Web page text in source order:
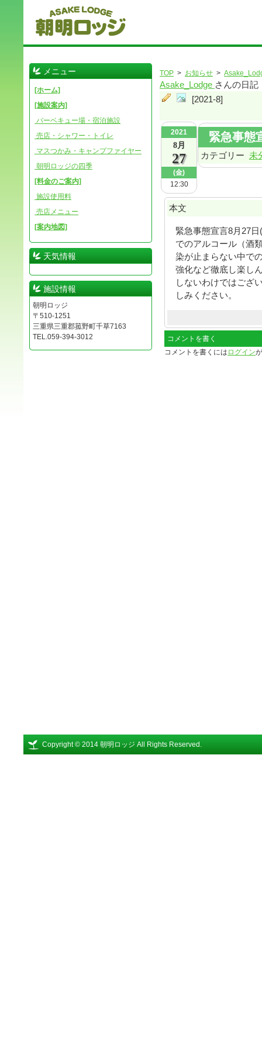
TOP > お知らせ >
Asake_Lodge さんの日記
[2021-8]
2021
8月
27
(金)
12:30
緊急事態
カテゴリー 未
本文
緊急事態宣言8月27
でのアルコール（酒
染が止まらない中で
強化など徹底し楽し
しないわけではござ
しみください。
コメントを書く
コメントを書くには ログイン
メニュー
[ホーム]
[施設案内]
バーベキュー場・宿泊施設
売店・シャワー・トイレ
マスつかみ・キャンプファイヤー
朝明ロッジの四季
[料金のご案内]
施設使用料
売店メニュー
[案内地図]
天気情報
施設情報
朝明ロッジ
〒510-1251
三重県三重郡菰野町千草7163
TEL.059-394-3012
Copyright © 2014 朝明ロッジ All Rights Reserved.